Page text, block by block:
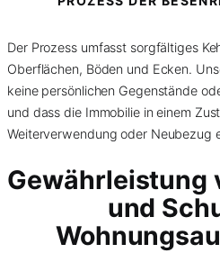
Der Prozess umfasst sorgfältiges
Oberflächen, Böden und Ecken.
keine persönlichen Gegenstände
und dass die Immobilie in einem
Weiterverwendung oder Neubezug
Gewährleistung
und